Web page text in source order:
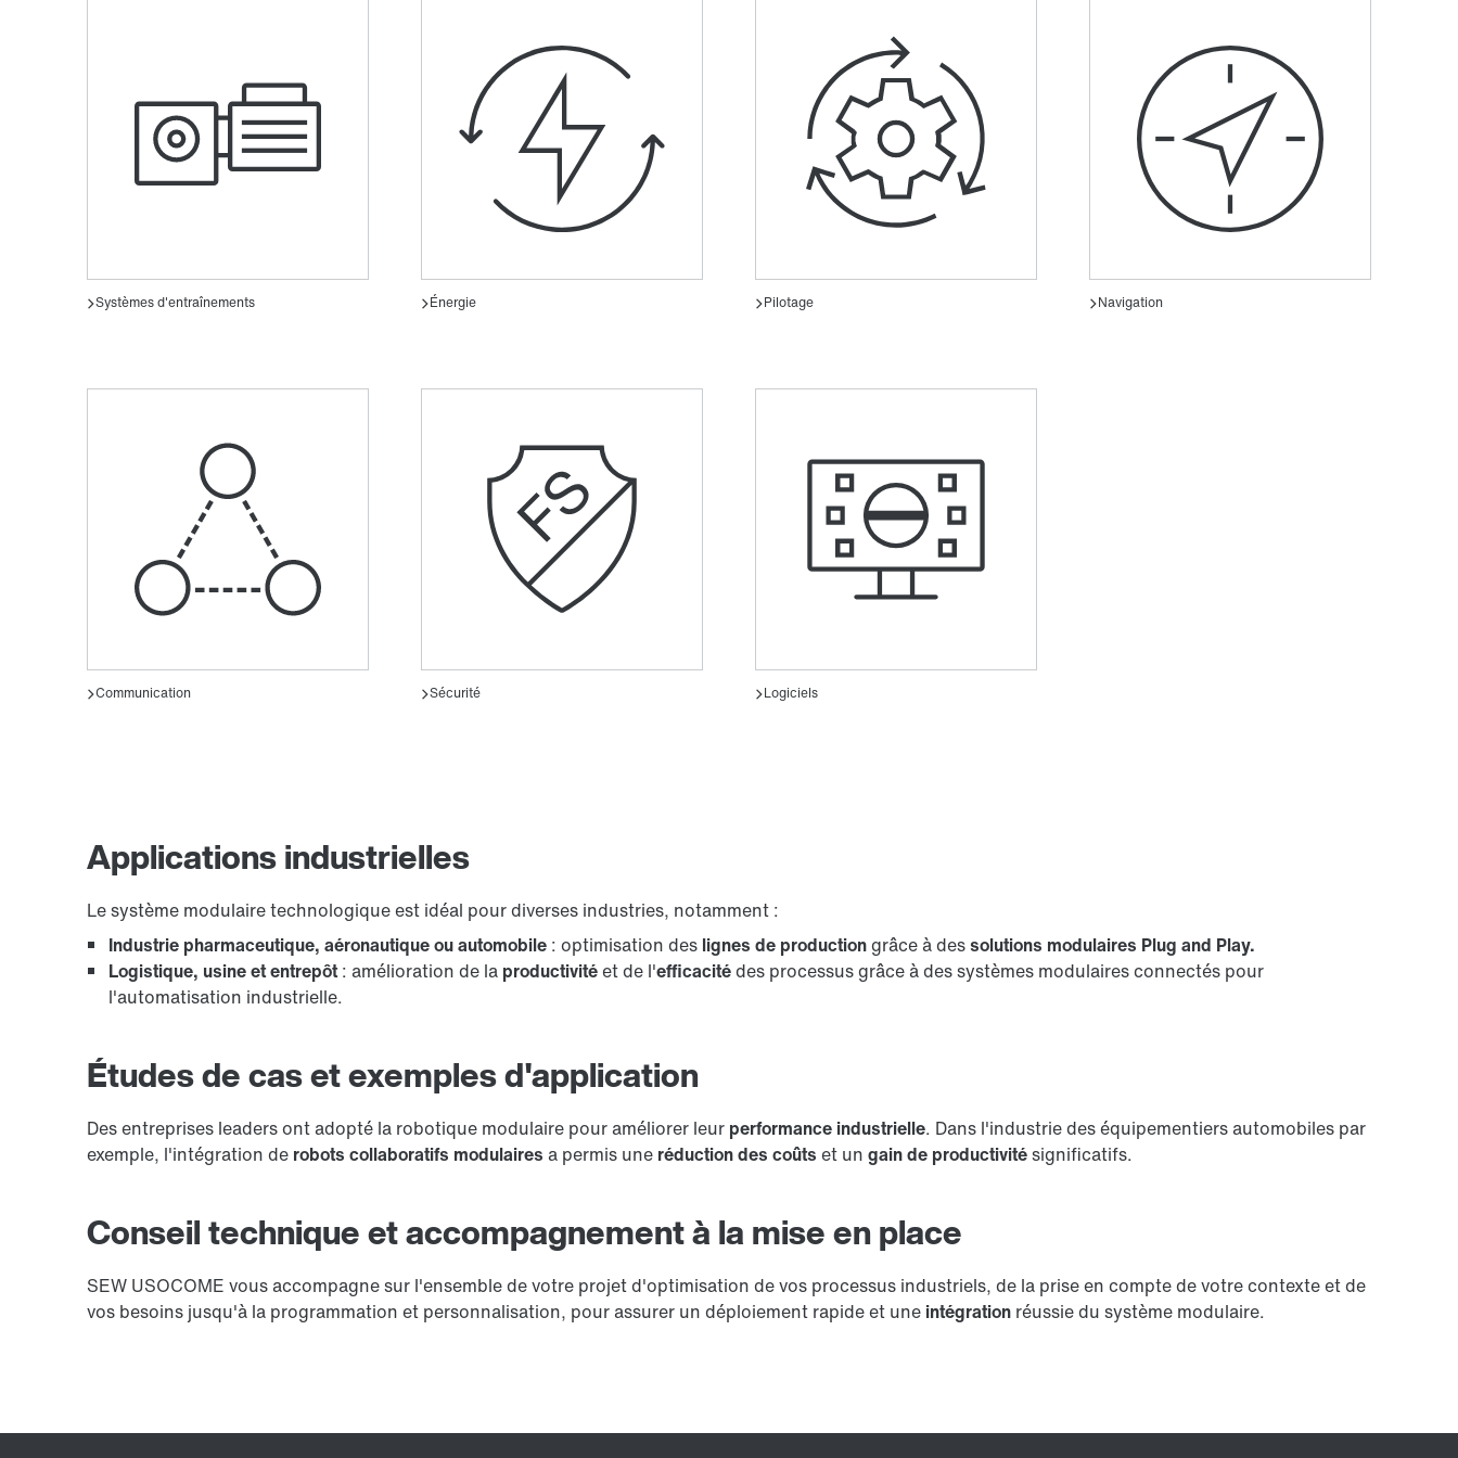
Applications industrielles
Le système modulaire technologique est idéal pour diverses industries, notamment :
Industrie pharmaceutique, aéronautique ou automobile : optimisation des lignes de productiongrâce à dessolutions modulaires Plug and Play.
Logistique, usine et entrepôt: amélioration de la productivitéet de l'efficacitédes processus grâce à des systèmes modulaires connectés pour
l'automatisation industrielle.
Études de cas et exemples d'application
Des entreprises leaders ont adopté la robotique modulaire pour améliorer leur performance industrielle. Dans l'industrie des équipementiers automobiles par
exemple, l'intégration de robots collaboratifs modulaires a permis une réduction des coûts et un gain de productivitésignificatifs.
Conseil technique et accompagnement à la mise en place
SEW USOCOME vous accompagne sur l'ensemble de votre projet d'optimisation de vos processus industriels, de la prise en compte de votre contexte et de
vos besoins jusqu'à la programmation et personnalisation, pour assurer un déploiement rapide et une intégration réussie du système modulaire.